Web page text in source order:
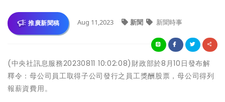
推廣新聞稿 Aug 11,2023 新聞 新聞時事
(中央社訊息服務20230811 10:02:08)財政部於8月10日發布解
釋令：母公司員工取得子公司發行之員工獎酬股票，母公司得列
報薪資費用。